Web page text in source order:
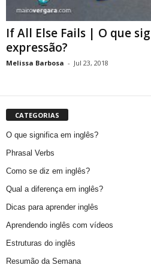
If All Else Fails | O que
expressão?
Melissa Barbosa - Jul 23, 2018
CATEGORIAS
O que significa em inglês?
Phrasal Verbs
Como se diz em inglês?
Qual a diferença em inglês?
Dicas para aprender inglês
Aprendendo inglês com vídeos
Estruturas do inglês
Resumão da Semana